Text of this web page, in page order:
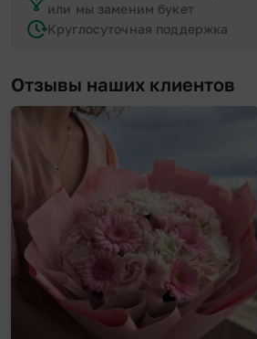
или мы заменим букет
Круглосуточная поддержка
Отзывы наших клиентов